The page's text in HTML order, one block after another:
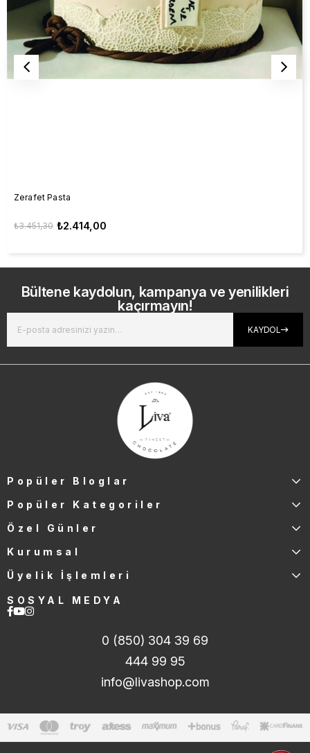
Zerafet Pasta
₺2.414,00
₺3.451,30
Bültene kaydolun, kampanya ve yenilikleri
kaçırmayın!
KAYDOL
Popüler Bloglar
Popüler Kategoriler
Özel Günler
Kurumsal
Üyelik İşlemleri
SOSYAL MEDYA
0 (850) 304 39 69
444 99 95
info@livashop.com